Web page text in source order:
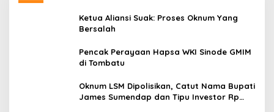
Ketua Aliansi Suak: Proses Oknum Yang
Bersalah
Pencak Perayaan Hapsa WKI Sinode GMIM
di Tombatu
Oknum LSM Dipolisikan, Catut Nama Bupati
James Sumendap dan Tipu Investor Rp